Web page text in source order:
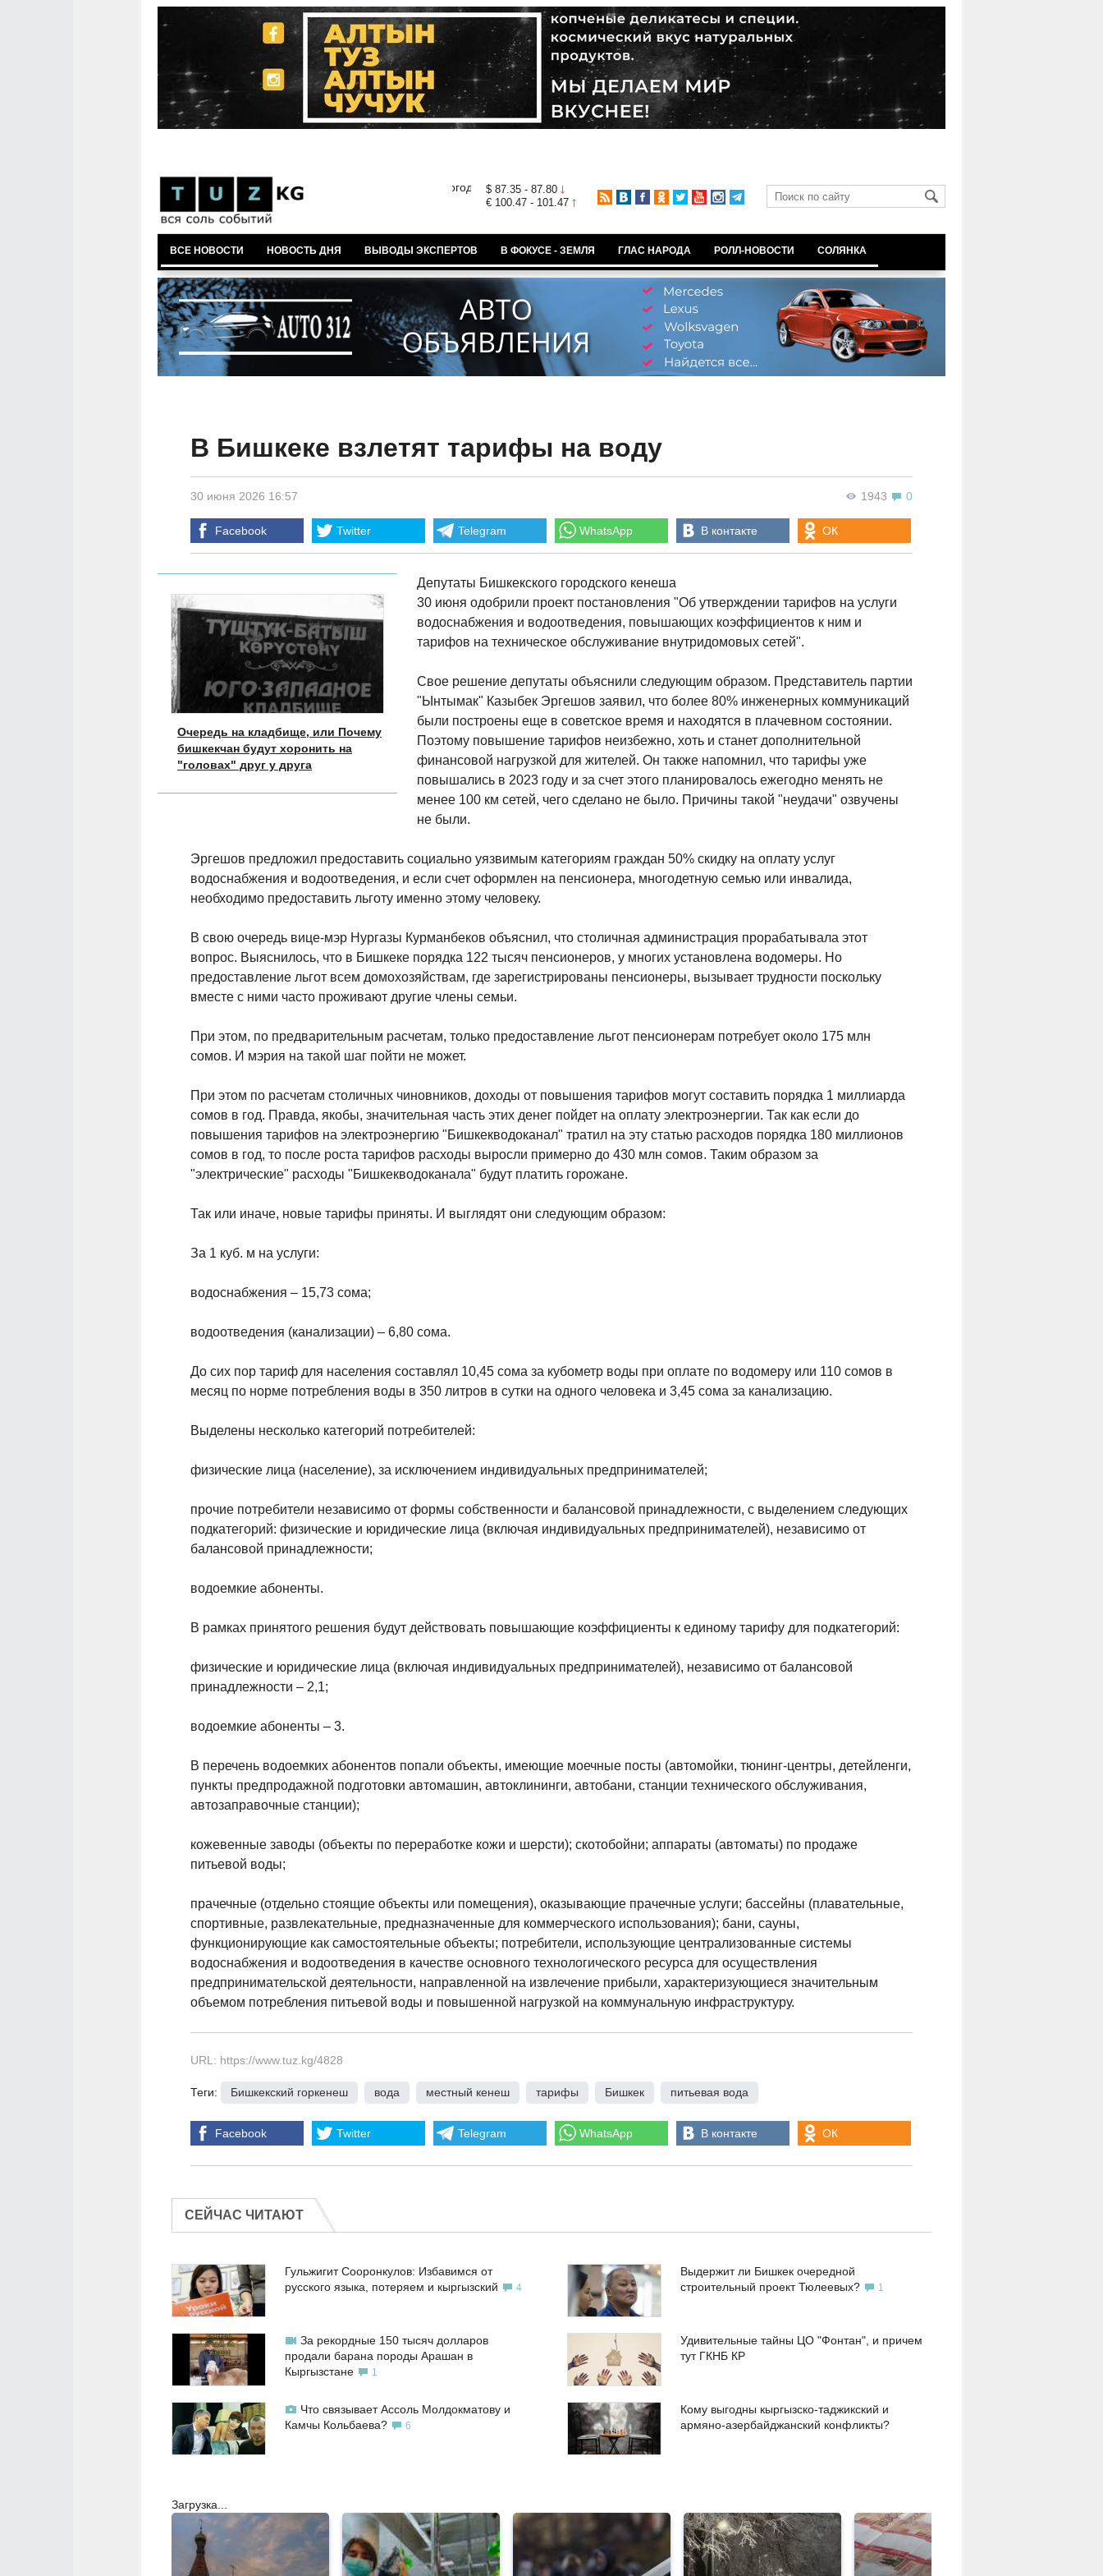
$ 87.35 - 87.80
€ 100.47 - 101.47
ВСЕ НОВОСТИ НОВОСТЬ ДНЯ ВЫВОДЫ ЭКСПЕРТОВ В ФОКУСЕ - ЗЕМЛЯ ГЛАС НАРОДА РОЛЛ-НОВОСТИ СОЛЯНКА
В Бишкеке взлетят тарифы на воду
1943 0
30 июня 2026 16:57
Facebook Twitter Telegram WhatsApp В контакте ОК
Очередь на кладбище, или Почему
бишкекчан будут хоронить на
"головах" друг у друга
Депутаты Бишкекского городского кенеша
30 июня одобрили проект постановления "Об утверждении тарифов на услуги
водоснабжения и водоотведения, повышающих коэффициентов к ним и
тарифов на техническое обслуживание внутридомовых сетей".
Свое решение депутаты объяснили следующим образом. Представитель партии
"Ынтымак" Казыбек Эргешов заявил, что более 80% инженерных коммуникаций
были построены еще в советское время и находятся в плачевном состоянии.
Поэтому повышение тарифов неизбежно, хоть и станет дополнительной
финансовой нагрузкой для жителей. Он также напомнил, что тарифы уже
повышались в 2023 году и за счет этого планировалось ежегодно менять не
менее 100 км сетей, чего сделано не было. Причины такой "неудачи" озвучены
не были.
Эргешов предложил предоставить социально уязвимым категориям граждан 50% скидку на оплату услуг
водоснабжения и водоотведения, и если счет оформлен на пенсионера, многодетную семью или инвалида,
необходимо предоставить льготу именно этому человеку.
В свою очередь вице-мэр Нургазы Курманбеков объяснил, что столичная администрация прорабатывала этот
вопрос. Выяснилось, что в Бишкеке порядка 122 тысяч пенсионеров, у многих установлена водомеры. Но
предоставление льгот всем домохозяйствам, где зарегистрированы пенсионеры, вызывает трудности поскольку
вместе с ними часто проживают другие члены семьи.
При этом, по предварительным расчетам, только предоставление льгот пенсионерам потребует около 175 млн
сомов. И мэрия на такой шаг пойти не может.
При этом по расчетам столичных чиновников, доходы от повышения тарифов могут составить порядка 1 миллиарда
сомов в год. Правда, якобы, значительная часть этих денег пойдет на оплату электроэнергии. Так как если до
повышения тарифов на электроэнергию "Бишкекводоканал" тратил на эту статью расходов порядка 180 миллионов
сомов в год, то после роста тарифов расходы выросли примерно до 430 млн сомов. Таким образом за
"электрические" расходы "Бишкекводоканала" будут платить горожане.
Так или иначе, новые тарифы приняты. И выглядят они следующим образом:
За 1 куб. м на услуги:
водоснабжения – 15,73 сома;
водоотведения (канализации) – 6,80 сома.
До сих пор тариф для населения составлял 10,45 сома за кубометр воды при оплате по водомеру или 110 сомов в
месяц по норме потребления воды в 350 литров в сутки на одного человека и 3,45 сома за канализацию.
Выделены несколько категорий потребителей:
физические лица (население), за исключением индивидуальных предпринимателей;
прочие потребители независимо от формы собственности и балансовой принадлежности, с выделением следующих
подкатегорий: физические и юридические лица (включая индивидуальных предпринимателей), независимо от
балансовой принадлежности;
водоемкие абоненты.
В рамках принятого решения будут действовать повышающие коэффициенты к единому тарифу для подкатегорий:
физические и юридические лица (включая индивидуальных предпринимателей), независимо от балансовой
принадлежности – 2,1;
водоемкие абоненты – 3.
В перечень водоемких абонентов попали объекты, имеющие моечные посты (автомойки, тюнинг-центры, детейленги,
пункты предпродажной подготовки автомашин, автоклининги, автобани, станции технического обслуживания,
автозаправочные станции);
кожевенные заводы (объекты по переработке кожи и шерсти); скотобойни; аппараты (автоматы) по продаже
питьевой воды;
прачечные (отдельно стоящие объекты или помещения), оказывающие прачечные услуги; бассейны (плавательные,
спортивные, развлекательные, предназначенные для коммерческого использования); бани, сауны,
функционирующие как самостоятельные объекты; потребители, использующие централизованные системы
водоснабжения и водоотведения в качестве основного технологического ресурса для осуществления
предпринимательской деятельности, направленной на извлечение прибыли, характеризующиеся значительным
объемом потребления питьевой воды и повышенной нагрузкой на коммунальную инфраструктуру.
URL: https://www.tuz.kg/4828
Теги: Бишкекский горкенеш вода местный кенеш тарифы Бишкек питьевая вода
Facebook Twitter Telegram WhatsApp В контакте ОК
СЕЙЧАС ЧИТАЮТ
Гульжигит Сооронкулов: Избавимся от
русского языка, потеряем и кыргызский
4
Выдержит ли Бишкек очередной
строительный проект Тюлеевых?
1
За рекордные 150 тысяч долларов
продали барана породы Арашан в
Кыргызстане
1
Удивительные тайны ЦО "Фонтан", и причем
тут ГКНБ КР
Что связывает Ассоль Молдокматову и
Камчы Кольбаева?
6
Кому выгодны кыргызско-таджикский и
армяно-азербайджанский конфликты?
Загрузка...